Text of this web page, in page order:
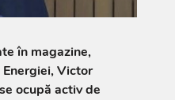
în magazine,
Victor
ocupă activ de